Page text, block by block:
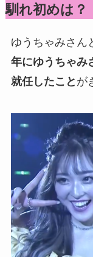
馴れ初めは？
ゆうちゃみさん
年にゆうちゃみ
就任したこと が